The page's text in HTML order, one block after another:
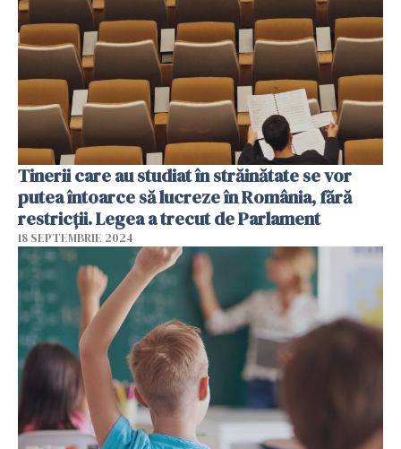
Tinerii care au studiat în străinătate se vor
putea întoarce să lucreze în România, fără
restricții. Legea a trecut de Parlament
18 SEPTEMBRIE 2024